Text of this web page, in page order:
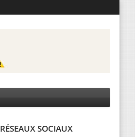
RÉSEAUX SOCIAUX